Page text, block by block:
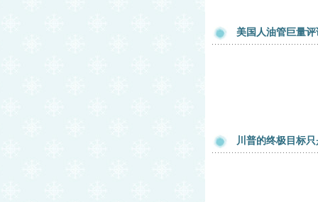
美国人油管巨量
川普的终极目标